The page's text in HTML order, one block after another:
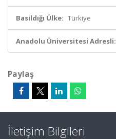
Basıldığı Ülke: Türkiye
Anadolu Üniversitesi Adresli:
Paylaş
İletişim Bilgileri